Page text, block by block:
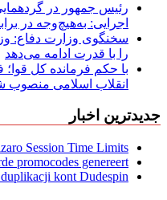
رئیس جمهور در
اجرایی: به‌هیچ‌وجه در
سخنگوی وزارت دفاع:
را با قدرت ادامه می‌دهد
با حکم فرمانده کل قوا؛
انقلاب اسلامی منصوب
جدیدترین اخبار
Session Time Limits
promocodes genereert
kont Dudespin